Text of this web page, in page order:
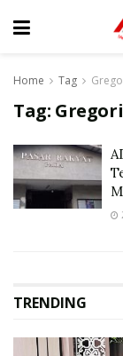
Home Tag
Tag:
TRENDING